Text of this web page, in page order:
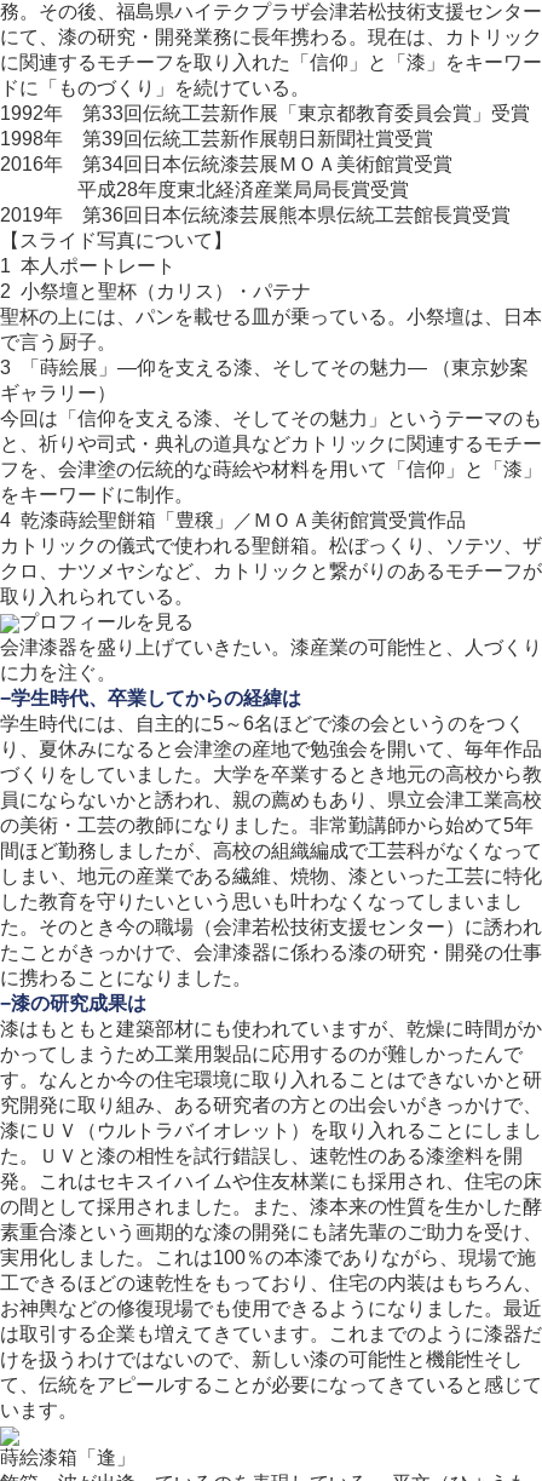
務。その後、福島県ハイテクプラザ会津若松技術支援センター
にて、漆の研究・開発業務に長年携わる。現在は、カトリック
に関連するモチーフを取り入れた「信仰」と「漆」をキーワー
ドに「ものづくり」を続けている。
1992年 第33回伝統工芸新作展「東京都教育委員会賞」受賞
1998年 第39回伝統工芸新作展朝日新聞社賞受賞
2016年 第34回日本伝統漆芸展ＭＯＡ美術館賞受賞
平成28年度東北経済産業局局長賞受賞
2019年 第36回日本伝統漆芸展熊本県伝統工芸館長賞受賞
【スライド写真について】
1 本人ポートレート
2 小祭壇と聖杯（カリス）・パテナ
聖杯の上には、パンを載せる皿が乗っている。小祭壇は、日本
で言う厨子。
3 「蒔絵展」―仰を支える漆、そしてその魅力― （東京妙案
ギャラリー）
今回は「信仰を支える漆、そしてその魅力」というテーマのも
と、祈りや司式・典礼の道具などカトリックに関連するモチー
フを、会津塗の伝統的な蒔絵や材料を用いて「信仰」と「漆」
をキーワードに制作。
4 乾漆蒔絵聖餅箱「豊穣」／ＭＯＡ美術館賞受賞作品
カトリックの儀式で使われる聖餅箱。松ぼっくり、ソテツ、ザ
クロ、ナツメヤシなど、カトリックと繋がりのあるモチーフが
取り入れられている。
プロフィールを見る
会津漆器を盛り上げていきたい。漆産業の可能性と、人づくり
に力を注ぐ。
−学生時代、卒業してからの経緯は
学生時代には、自主的に5～6名ほどで漆の会というのをつく
り、夏休みになると会津塗の産地で勉強会を開いて、毎年作品
づくりをしていました。大学を卒業するとき地元の高校から教
員にならないかと誘われ、親の薦めもあり、県立会津工業高校
の美術・工芸の教師になりました。非常勤講師から始めて5年
間ほど勤務しましたが、高校の組織編成で工芸科がなくなって
しまい、地元の産業である繊維、焼物、漆といった工芸に特化
した教育を守りたいという思いも叶わなくなってしまいまし
た。そのとき今の職場（会津若松技術支援センター）に誘われ
たことがきっかけで、会津漆器に係わる漆の研究・開発の仕事
に携わることになりました。
−漆の研究成果は
漆はもともと建築部材にも使われていますが、乾燥に時間がか
かってしまうため工業用製品に応用するのが難しかったんで
す。なんとか今の住宅環境に取り入れることはできないかと研
究開発に取り組み、ある研究者の方との出会いがきっかけで、
漆にＵＶ（ウルトラバイオレット）を取り入れることにしまし
た。ＵＶと漆の相性を試行錯誤し、速乾性のある漆塗料を開
発。これはセキスイハイムや住友林業にも採用され、住宅の床
の間として採用されました。また、漆本来の性質を生かした酵
素重合漆という画期的な漆の開発にも諸先輩のご助力を受け、
実用化しました。これは100％の本漆でありながら、現場で施
工できるほどの速乾性をもっており、住宅の内装はもちろん、
お神輿などの修復現場でも使用できるようになりました。最近
は取引する企業も増えてきています。これまでのように漆器だ
けを扱うわけではないので、新しい漆の可能性と機能性そし
て、伝統をアピールすることが必要になってきていると感じて
います。
蒔絵漆箱「逢」